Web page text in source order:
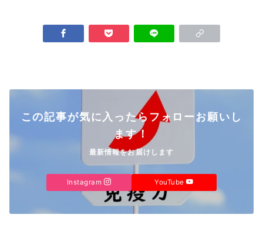
この記事が気に入ったらフォローお願いし
ます！
最新情報をお届けします
Instagram YouTube